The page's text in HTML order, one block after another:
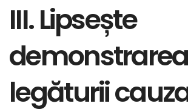
III. Lipsește
demonstrarea
legăturii